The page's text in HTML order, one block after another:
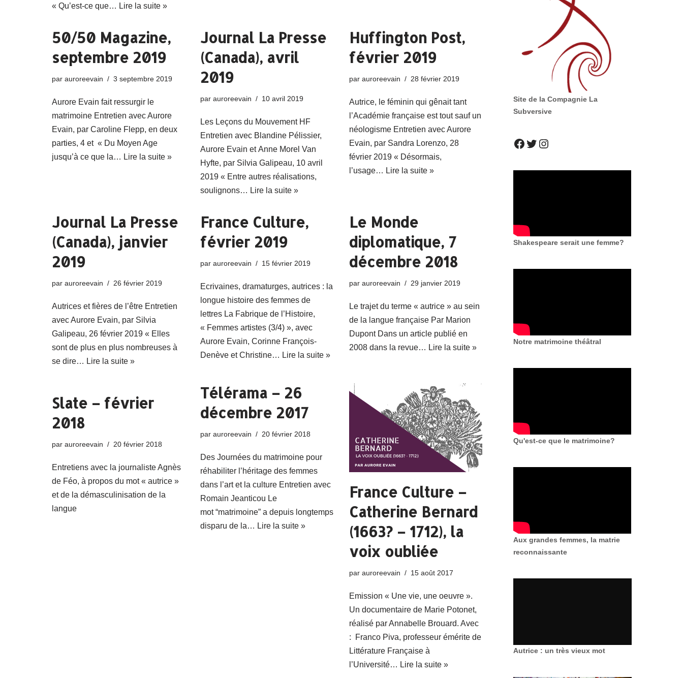
« Qu’est-ce que… Lire la suite »
50/50 Magazine,
septembre 2019
par auroreevain 3 septembre 2019
Aurore Evain fait ressurgir le
matrimoine Entretien avec Aurore
Evain, par Caroline Flepp, en deux
parties, 4 et « Du Moyen Age
jusqu’à ce que la… Lire la suite »
Journal La Presse
(Canada), avril
2019
parauroreevain 10 avril 2019
Les Leçons du Mouvement HF
Entretien avec Blandine Pélissier,
Aurore Evain et Anne Morel Van
Hyfte, par Silvia Galipeau, 10 avril
2019 « Entre autres réalisations,
soulignons… Lire la suite »
Huffington Post,
février 2019
par auroreevain 28 février 2019
Autrice, le féminin qui gênait tant
l’Académie française est tout sauf un
néologisme Entretien avec Aurore
Evain, par Sandra Lorenzo, 28
février 2019 « Désormais,
l’usage… Lire la suite »
Journal La Presse
(Canada), janvier
2019
par auroreevain 26 février 2019
Autrices et fières de l’être Entretien
avec Aurore Evain, par Silvia
Galipeau, 26 février 2019 « Elles
sont de plus en plus nombreuses à
se dire… Lire la suite »
France Culture,
février 2019
parauroreevain 15 février 2019
Ecrivaines, dramaturges, autrices : la
longue histoire des femmes de
lettres La Fabrique de l’Histoire,
« Femmes artistes (3/4) », avec
Aurore Evain, Corinne François-
Denève et Christine… Lire la suite »
Le Monde
diplomatique, 7
décembre 2018
par auroreevain 29 janvier 2019
Le trajet du terme « autrice » au sein
de la langue française Par Marion
Dupont Dans un article publié en
2008 dans la ­revue… Lire la suite »
Slate – février
2018
par auroreevain 20 février 2018
Entretiens avec la journaliste Agnès
de Féo, à propos du mot « autrice »
et de la démasculinisation de la
langue
Télérama – 26
décembre 2017
parauroreevain 20 février 2018
Des Journées du matrimoine pour
réhabiliter l’héritage des femmes
dans l’art et la culture Entretien avec
Romain Jeanticou Le
mot “matrimoine” a depuis longtemps
disparu de la… Lire la suite »
France Culture –
Catherine Bernard
(1663? – 1712), la
voix oubliée
par auroreevain 15 août 2017
Emission « Une vie, une oeuvre ».
Un documentaire de Marie Potonet,
réalisé par Annabelle Brouard. Avec
: Franco Piva, professeur émérite de
Littérature Française à
l’Université… Lire la suite »
Site de la Compagnie La
Subversive
Shakespeare serait une femme?
Notre matrimoine théâtral
Qu'est-ce que le matrimoine?
Aux grandes femmes, la matrie
reconnaissante
Autrice : un très vieux mot